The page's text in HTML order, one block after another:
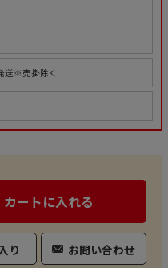
送※売掛除く
カートに入れる
り お問い合わせ